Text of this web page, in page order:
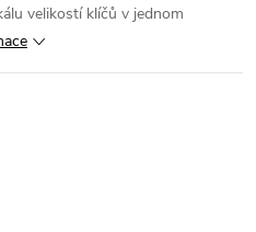
velikostí klíčů v jednom